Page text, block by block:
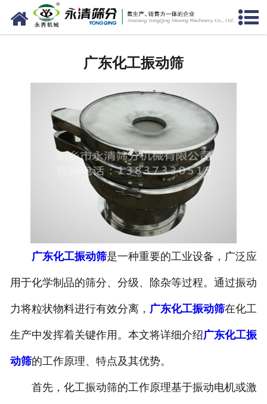
网站首页
广东振动电机
广东输送设备
广东振动平台
广东仓壁振动器
广东筛机配件
广东化工振动筛
广东化工振动筛是一种重要的工业设备，广泛应
用于化学制品的筛分、分级、除杂等过程。通过振动
力将粒状物料进行有效分离， 广东化工振动筛在化工
生产中发挥着关键作用。本文将详细介绍广东化工振
动筛的工作原理、特点及其优势。
首先，化工振动筛的工作原理基于振动电机或激